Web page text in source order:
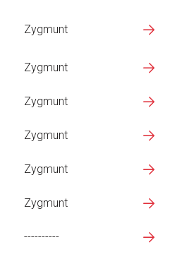
Zygmunt
Zygmunt
Zygmunt
Zygmunt
Zygmunt
Zygmunt
----------